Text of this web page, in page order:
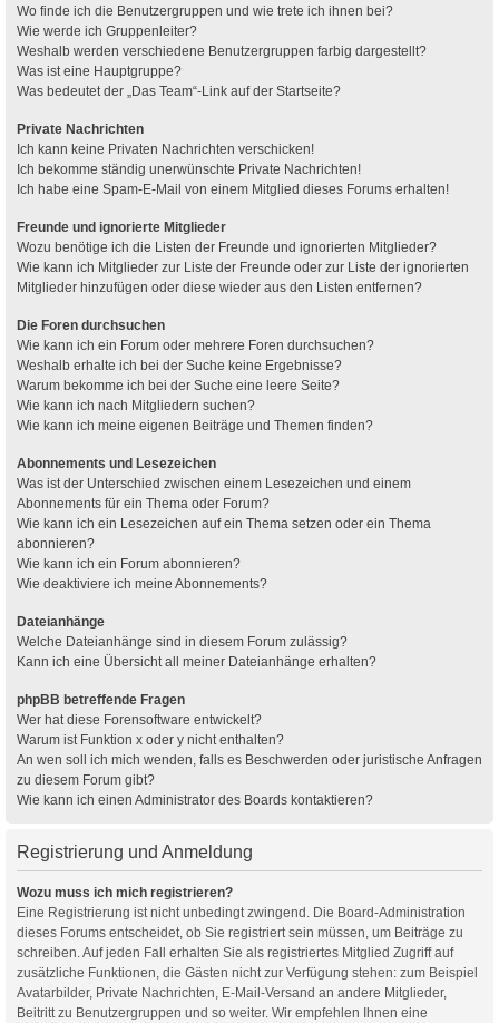
Wo finde ich die Benutzergruppen und wie trete ich ihnen bei?
Wie werde ich Gruppenleiter?
Weshalb werden verschiedene Benutzergruppen farbig dargestellt?
Was ist eine Hauptgruppe?
Was bedeutet der „Das Team“-Link auf der Startseite?
Private Nachrichten
Ich kann keine Privaten Nachrichten verschicken!
Ich bekomme ständig unerwünschte Private Nachrichten!
Ich habe eine Spam-E-Mail von einem Mitglied dieses Forums erhalten!
Freunde und ignorierte Mitglieder
Wozu benötige ich die Listen der Freunde und ignorierten Mitglieder?
Wie kann ich Mitglieder zur Liste der Freunde oder zur Liste der ignorierten
Mitglieder hinzufügen oder diese wieder aus den Listen entfernen?
Die Foren durchsuchen
Wie kann ich ein Forum oder mehrere Foren durchsuchen?
Weshalb erhalte ich bei der Suche keine Ergebnisse?
Warum bekomme ich bei der Suche eine leere Seite?
Wie kann ich nach Mitgliedern suchen?
Wie kann ich meine eigenen Beiträge und Themen finden?
Abonnements und Lesezeichen
Was ist der Unterschied zwischen einem Lesezeichen und einem
Abonnements für ein Thema oder Forum?
Wie kann ich ein Lesezeichen auf ein Thema setzen oder ein Thema
abonnieren?
Wie kann ich ein Forum abonnieren?
Wie deaktiviere ich meine Abonnements?
Dateianhänge
Welche Dateianhänge sind in diesem Forum zulässig?
Kann ich eine Übersicht all meiner Dateianhänge erhalten?
phpBB betreffende Fragen
Wer hat diese Forensoftware entwickelt?
Warum ist Funktion x oder y nicht enthalten?
An wen soll ich mich wenden, falls es Beschwerden oder juristische Anfragen
zu diesem Forum gibt?
Wie kann ich einen Administrator des Boards kontaktieren?
Registrierung und Anmeldung
Wozu muss ich mich registrieren?
Eine Registrierung ist nicht unbedingt zwingend. Die Board-Administration
dieses Forums entscheidet, ob Sie registriert sein müssen, um Beiträge zu
schreiben. Auf jeden Fall erhalten Sie als registriertes Mitglied Zugriff auf
zusätzliche Funktionen, die Gästen nicht zur Verfügung stehen: zum Beispiel
Avatarbilder, Private Nachrichten, E-Mail-Versand an andere Mitglieder,
Beitritt zu Benutzergruppen und so weiter. Wir empfehlen Ihnen eine